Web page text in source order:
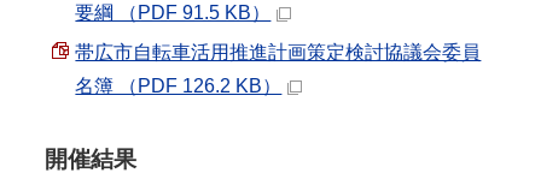
要綱 （PDF 91.5 KB）
帯広市自転車活用推進計画策定検討協議会委員
名簿 （PDF 126.2 KB）
開催結果